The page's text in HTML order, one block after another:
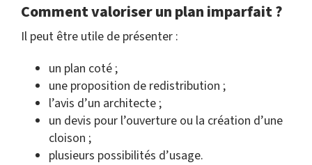
Comment valoriser un plan imparfait ?
Il peut être utile de présenter :
un plan coté ;
une proposition de redistribution ;
l’avis d’un architecte ;
un devis pour l’ouverture ou la création d’une
cloison ;
plusieurs possibilités d’usage.